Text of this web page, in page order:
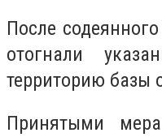
После
отогнали
территорию базы
Принятыми